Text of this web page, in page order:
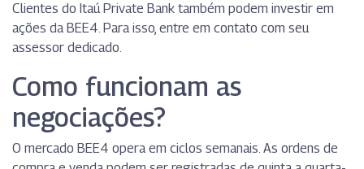
Clientes do Itaú Private Bank também podem investir em
ações da BEE4. Para isso, entre em contato com seu
assessor dedicado.
Como funcionam as
negociações?
O mercado BEE4 opera em ciclos semanais. As ordens de